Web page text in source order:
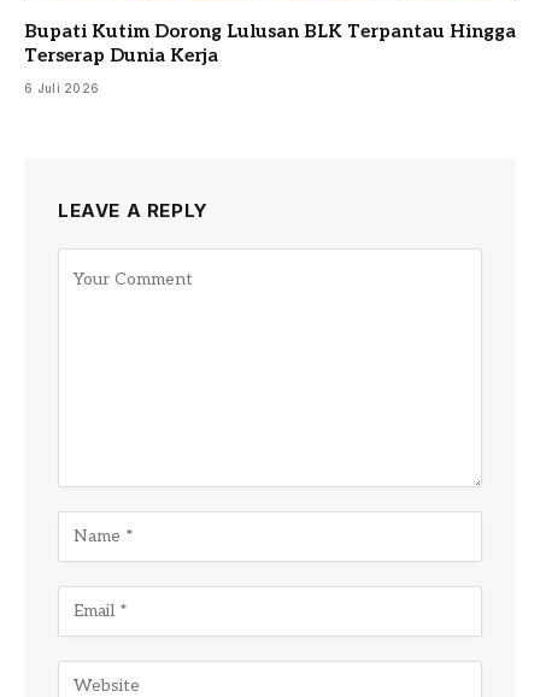
Bupati Kutim Dorong Lulusan BLK Terpantau Hingga
Terserap Dunia Kerja
6 Juli 2026
LEAVE A REPLY